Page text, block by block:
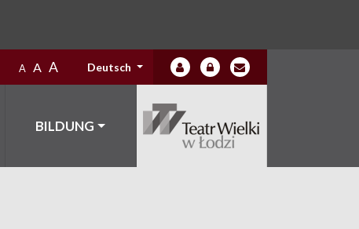
A A A Deutsch
BILDUNG